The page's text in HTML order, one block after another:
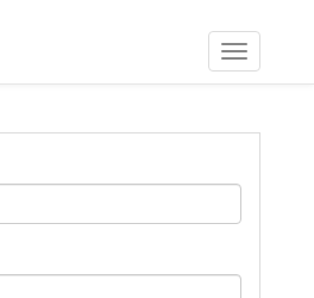
Toggle